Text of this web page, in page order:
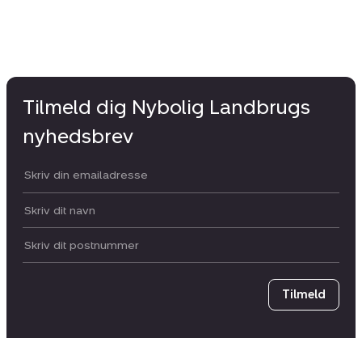
Tilmeld dig Nybolig Landbrugs
nyhedsbrev
Din email:
Dit navn:
Postnummer
Tilmeld